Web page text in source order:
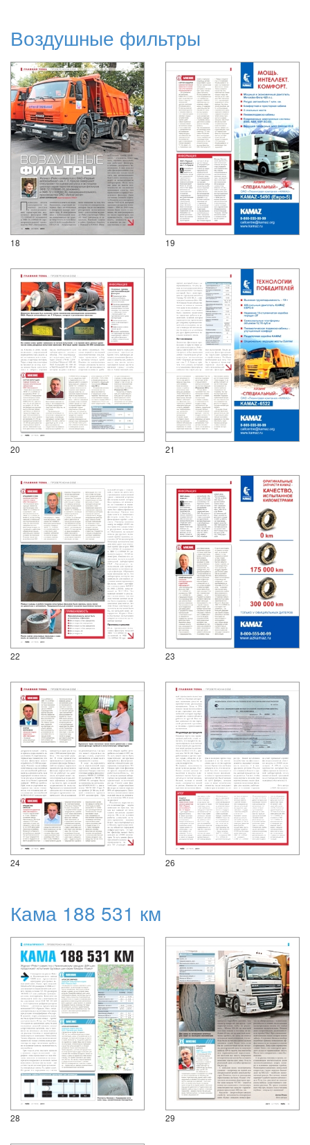
Воздушные фильтры
18 19
20 21
22 23
24 26
Кама 188 531 км
28 29